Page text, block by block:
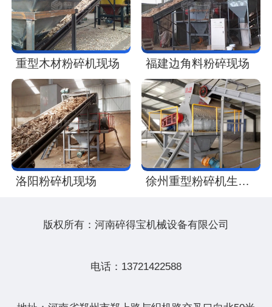
重型木材粉碎机现场 福建边角料粉碎现场
洛阳粉碎机现场 徐州重型粉碎机生产线现场
版权所有：河南碎得宝机械设备有限公司
电话：13721422588